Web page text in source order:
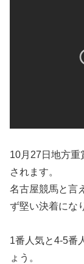
10月27日地方重
されます。
名古屋競馬と言
ず堅い決着にな
1番人気と4-5番
ょう。